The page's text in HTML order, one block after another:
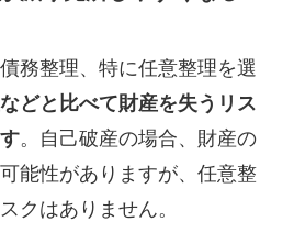
務整理、特に任意整理を選
どと比べて財産を失うリス
。自己破産の場合、財産の
能性がありますが、任意整
クはありません。